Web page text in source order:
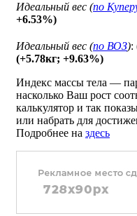
Идеальный вес (по
+6.53%)
Идеальный вес (по ВОЗ):
(+5.78кг; +9.63%)
Индекс массы тела —
насколько Ваш рост
калькулятор и так
или набрать для
Подробнее на здесь